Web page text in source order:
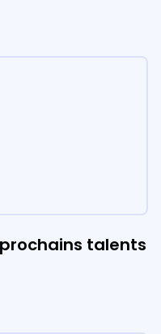
talents